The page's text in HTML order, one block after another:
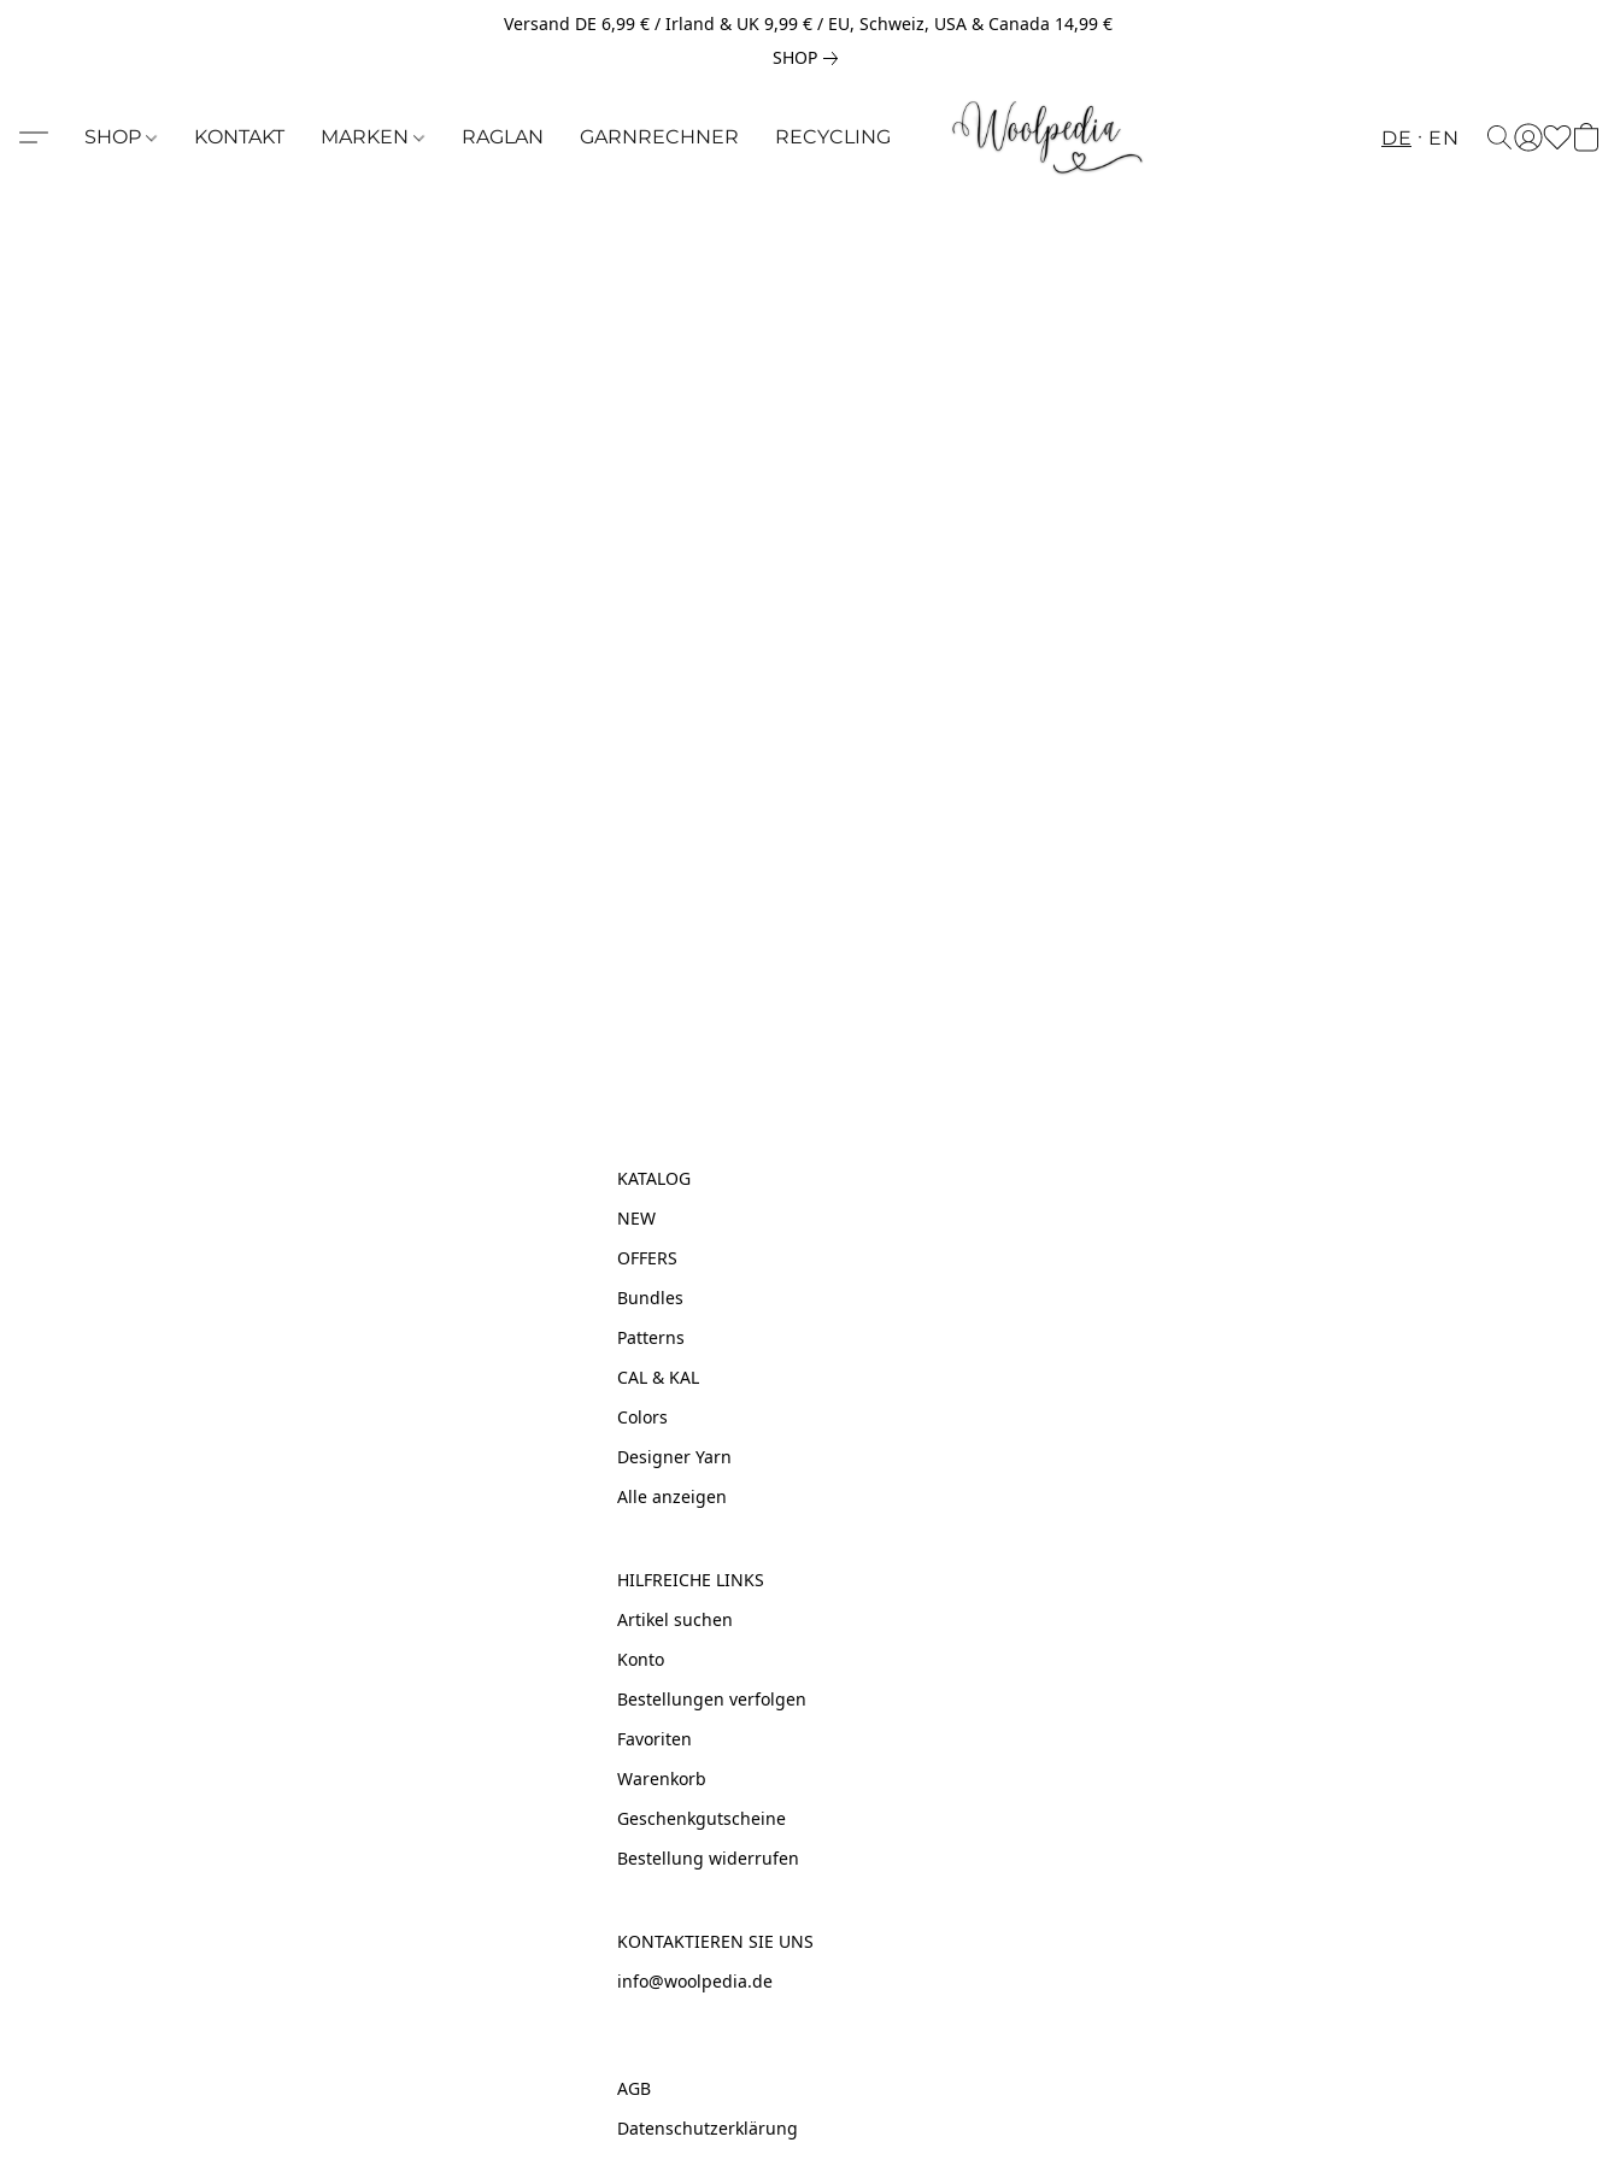
Versand DE 6,99 € / Irland & UK 9,99 € / EU, Schweiz, USA & Canada 14,99 €
SHOP
SHOP KONTAKT MARKEN RAGLAN GARNRECHNER RECYCLING DE EN
KATALOG
NEW
OFFERS
Bundles
Patterns
CAL & KAL
Colors
Designer Yarn
Alle anzeigen
HILFREICHE LINKS
Artikel suchen
Konto
Bestellungen verfolgen
Favoriten
Warenkorb
Geschenkgutscheine
Bestellung widerrufen
KONTAKTIEREN SIE UNS
info@woolpedia.de
AGB
Datenschutzerklärung